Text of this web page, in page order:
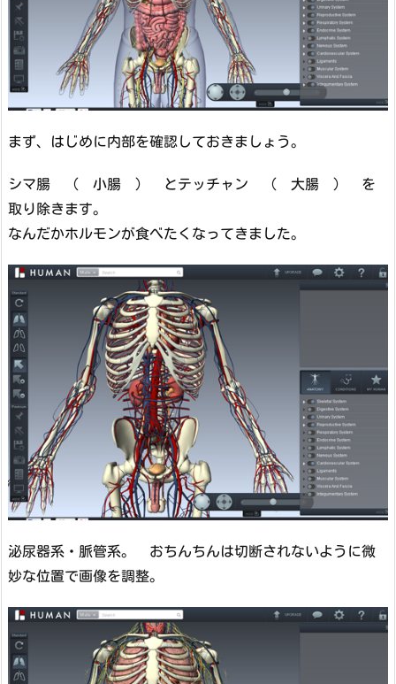
まず、はじめに内部を確認しておきましょう。
シマ腸 （ 小腸 ） とテッチャン （ 大腸 ） を
取り除きます。
なんだかホルモンが食べたくなってきました。
泌尿器系・脈管系。 おちんちんは切断されないように微
妙な位置で画像を調整。